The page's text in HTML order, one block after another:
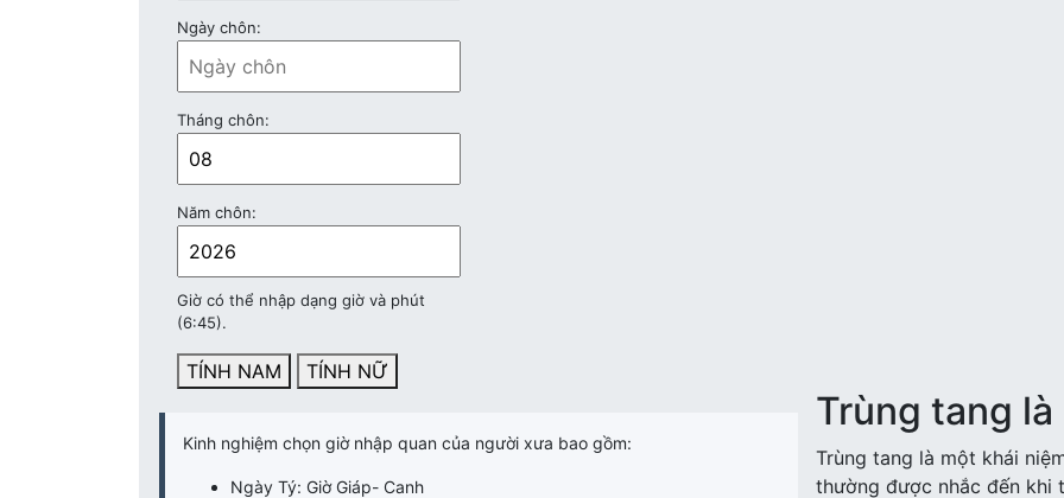
Ngày chôn:
Tháng chôn:
Năm chôn:
Giờ có thể nhập dạng giờ và phút
(6:45).
TÍNH NAM TÍNH NỮ
Kinh nghiệm chọn giờ nhập quan của người xưa bao gồm:
Ngày Tý: Giờ Giáp- Canh
Trùng tang là
Trùng tang là một khái
thường được nhắc đến khi